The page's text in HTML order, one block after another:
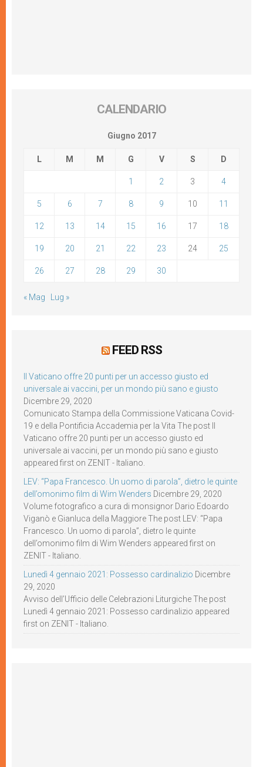
CALENDARIO
Giugno 2017
L M M G V S D
1 2 3 4
5 6 7 8 9 10 11
12 13 14 15 16 17 18
19 20 21 22 23 24 25
26 27 28 29 30
« Mag Lug »
FEED RSS
Il Vaticano offre 20 punti per un accesso giusto ed
universale ai vaccini, per un mondo più sano e giusto
Dicembre 29, 2020
Comunicato Stampa della Commissione Vaticana Covid-
19 e della Pontificia Accademia per la Vita The post Il
Vaticano offre 20 punti per un accesso giusto ed
universale ai vaccini, per un mondo più sano e giusto
appeared first on ZENIT - Italiano.
LEV: “Papa Francesco. Un uomo di parola”, dietro le quinte
dell’omonimo film di Wim Wenders Dicembre 29, 2020
Volume fotografico a cura di monsignor Dario Edoardo
Viganò e Gianluca della Maggiore The post LEV: “Papa
Francesco. Un uomo di parola”, dietro le quinte
dell’omonimo film di Wim Wenders appeared first on
ZENIT - Italiano.
Lunedì 4 gennaio 2021: Possesso cardinalizio Dicembre
29, 2020
Avviso dell’Ufficio delle Celebrazioni Liturgiche The post
Lunedì 4 gennaio 2021: Possesso cardinalizio appeared
first on ZENIT - Italiano.